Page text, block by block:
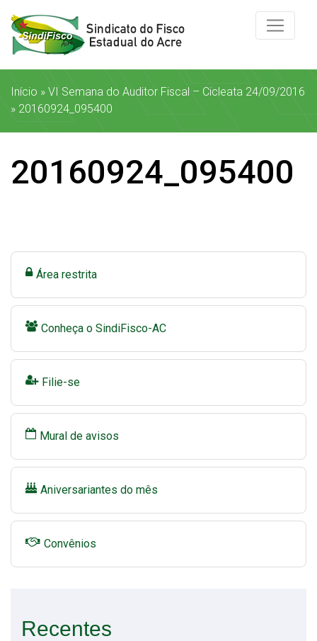
Início » VI Semana do Auditor Fiscal – Cicleata 24/09/2016
» 20160924_095400
20160924_095400
Área restrita
Conheça o SindiFisco-AC
Filie-se
Mural de avisos
Aniversariantes do mês
Convênios
Recentes